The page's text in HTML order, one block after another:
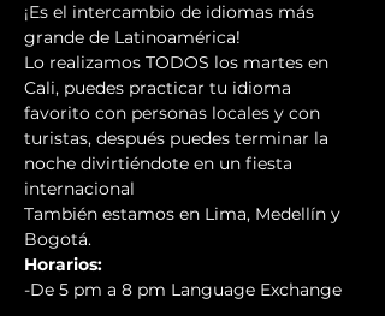
¡Es el intercambio de idiomas más
grande de Latinoamérica!
Lo realizamos TODOS los martes en
Cali, puedes practicar tu idioma
favorito con personas locales y con
turistas, después puedes terminar la
noche divirtiéndote en un fiesta
internacional
También estamos en Lima, Medellín y
Bogotá.
Horarios:
-De 5 pm a 8 pm Language Exchange